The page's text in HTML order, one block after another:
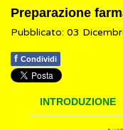
Preparazione
Pubblicato: 03
f Condividi
INTRODUZIONE